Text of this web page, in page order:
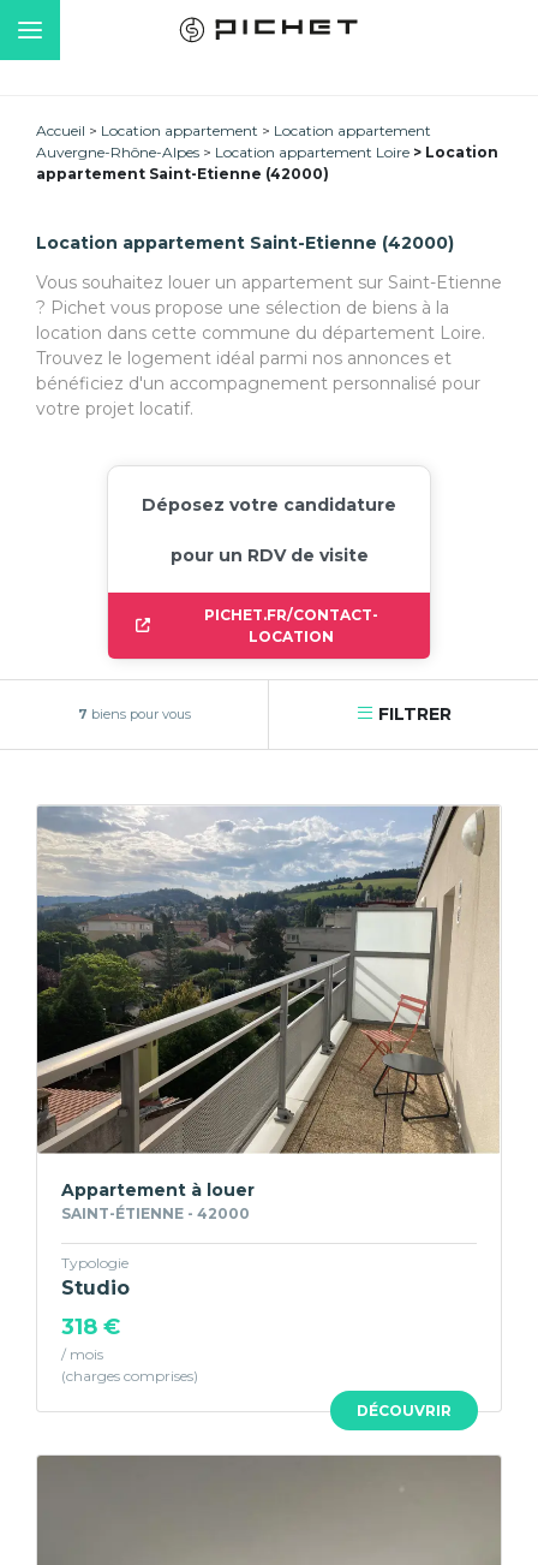
Accueil Location appartement
Location appartement
Auvergne-Rhône-Alpes
Location appartement Loire
Location
appartement Saint-Etienne (42000)
Location appartement Saint-Etienne (42000)
Vous souhaitez louer un appartement sur Saint-Etienne
? Pichet vous propose une sélection de biens à la
location dans cette commune du département Loire.
Trouvez le logement idéal parmi nos annonces et
bénéficiez d'un accompagnement personnalisé pour
votre projet locatif.
Déposez votre candidature
pour un RDV de visite
PICHET.FR/CONTACT-
LOCATION
7 biens pour vous FILTRER
DÉCOUVRIR
Appartement à louer
SAINT-ÉTIENNE - 42000
Typologie
Studio
318 €
/ mois